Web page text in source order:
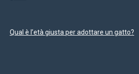
Qual è l’età giusta per adottare un gatto?